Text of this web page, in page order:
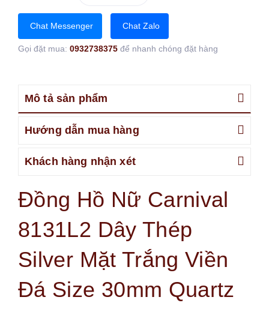
Chat Messenger Chat Zalo
Gọi đặt mua: 0932738375 để nhanh chóng đặt hàng
Mô tả sản phẩm
Hướng dẫn mua hàng
Khách hàng nhận xét
Đồng Hồ Nữ Carnival
8131L2 Dây Thép
Silver Mặt Trắng Viền
Đá Size 30mm Quartz